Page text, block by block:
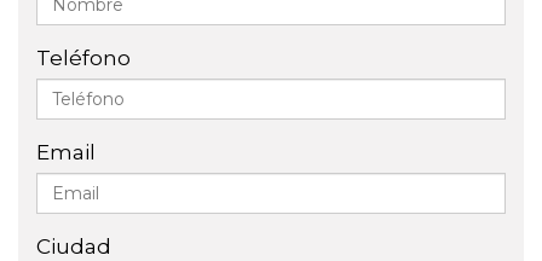
Teléfono
Email
Ciudad